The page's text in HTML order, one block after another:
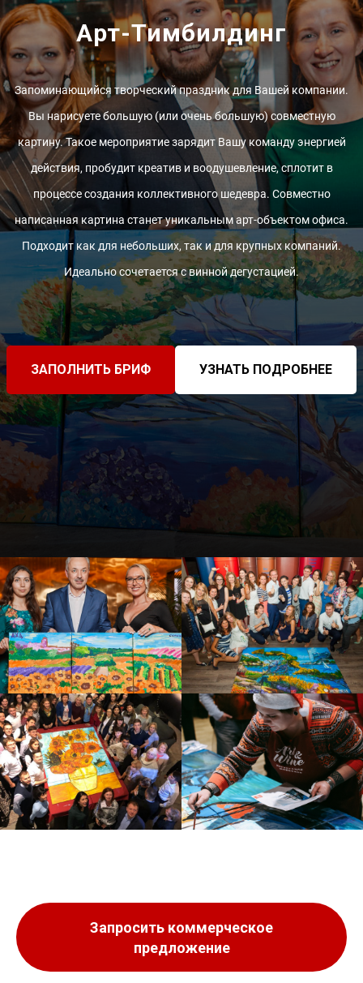
Арт-Тимбилдинг
Запоминающийся творческий праздник для Вашей компании.
Вы нарисуете большую (или очень большую) совместную
картину. Такое мероприятие зарядит Вашу команду энергией
действия, пробудит креатив и воодушевление, сплотит в
процессе создания коллективного шедевра. Совместно
написанная картина станет уникальным арт-объектом офиса.
Подходит как для небольших, так и для крупных компаний.
Идеально сочетается с винной дегустацией.
ЗАПОЛНИТЬ БРИФ УЗНАТЬ ПОДРОБНЕЕ
Запросить коммерческое
предложение